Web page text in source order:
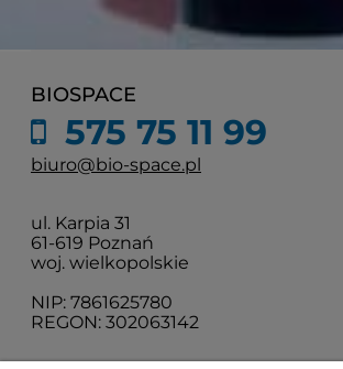
BIOSPACE
575 75 11 99
biuro@bio-space.pl
ul. Karpia 31
61-619 Poznań
woj. wielkopolskie
NIP: 7861625780
REGON: 302063142